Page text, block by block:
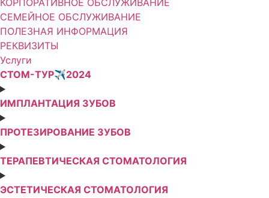
КОРПОРАТИВНОЕ ОБСЛУЖИВАНИЕ
СЕМЕЙНОЕ ОБСЛУЖИВАНИЕ
ПОЛЕЗНАЯ ИНФОРМАЦИЯ
РЕКВИЗИТЫ
Услуги
СТОМ-ТУР✈️2024
ИМПЛАНТАЦИЯ ЗУБОВ
ПРОТЕЗИРОВАНИЕ ЗУБОВ
ТЕРАПЕВТИЧЕСКАЯ СТОМАТОЛОГИЯ
ЭСТЕТИЧЕСКАЯ СТОМАТОЛОГИЯ